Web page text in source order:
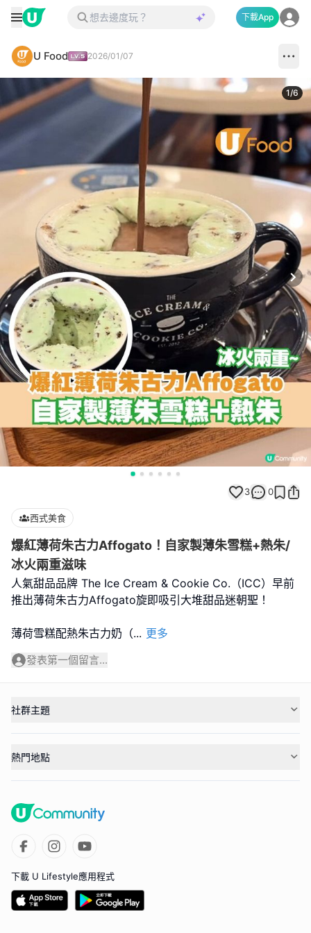
下載App
U Food 2026/01/07
1/6
3 0
西式美食
爆紅薄荷朱古力Affogato！自家製薄朱雪糕+熱朱/
冰火兩重滋味
人氣甜品品牌 The Ice Cream & Cookie Co.（ICC）早前
推出薄荷朱古力Affogato旋即吸引大堆甜品迷朝聖！
薄荷雪糕配熱朱古力奶（... 更多
發表第一個留言...
社群主題
熱門地點
下載 U Lifestyle應用程式